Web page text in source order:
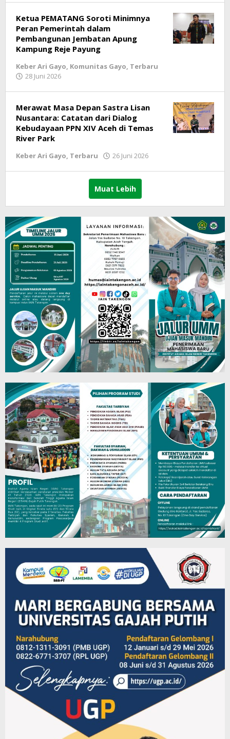
Ketua PEMATANG Soroti Minimnya
Peran Pemerintah dalam
Pembangunan Jembatan Apung
Kampung Reje Payung
Keber Ari Gayo, Komunitas Gayo, Terbaru
28 Juni 2026
Merawat Masa Depan Sastra Lisan
Nusantara: Catatan dari Dialog
Kebudayaan PPN XIV Aceh di Temas
River Park
Keber Ari Gayo, Terbaru 26 Juni 2026
Muat Lebih